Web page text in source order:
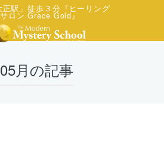
正駅」徒歩３分『ヒーリング
サロン Grace Gold』
月の記事